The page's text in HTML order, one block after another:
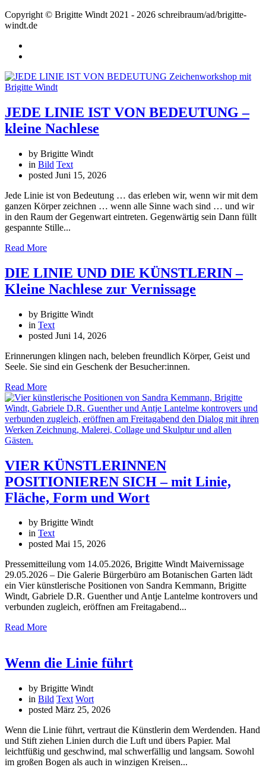
Copyright © Brigitte Windt 2021 - 2026 schreibraum/ad/brigitte-
windt.de
JEDE LINIE IST VON BEDEUTUNG –
kleine Nachlese
by Brigitte Windt
in Bild Text
posted Juni 15, 2026
Jede Linie ist von Bedeutung … das erleben wir, wenn wir mit dem
ganzen Körper zeichnen … wenn alle Sinne wach sind … und wir
in den Raum der Gegenwart eintreten. Gegenwärtig sein Dann füllt
gespannte Stille...
Read More
DIE LINIE UND DIE KÜNSTLERIN –
Kleine Nachlese zur Vernissage
by Brigitte Windt
in Text
posted Juni 14, 2026
Erinnerungen klingen nach, beleben freundlich Körper, Geist und
Seele. Sie sind ein Geschenk der Besucher:innen.
Read More
VIER KÜNSTLERINNEN
POSITIONIEREN SICH – mit Linie,
Fläche, Form und Wort
by Brigitte Windt
in Text
posted Mai 15, 2026
Pressemitteilung vom 14.05.2026, Brigitte Windt Maivernissage
29.05.2026 – Die Galerie Bürgerbüro am Botanischen Garten lädt
ein Vier künstlerische Positionen von Sandra Kemmann, Brigitte
Windt, Gabriele D.R. Guenther und Antje Lantelme kontrovers und
verbunden zugleich, eröffnen am Freitagabend...
Read More
Wenn die Linie führt
by Brigitte Windt
in Bild Text Wort
posted März 25, 2026
Wenn die Linie führt, vertraut die Künstlerin dem Werdenden. Hand
und Stift ziehen Linien durch die Luft und übers Papier. Mal
leichtfüßig und geschwind, mal schwerfällig und langsam. Sowohl
im großen Bogen als auch in winzigen Kreisen...